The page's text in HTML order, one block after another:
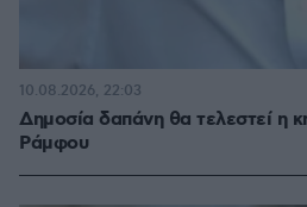
Δημοσία δαπάνη θα τελεστεί η
Ράμφου
10.08.2026, 22:03